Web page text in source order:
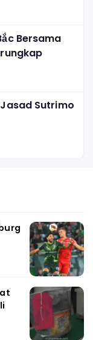
Bersama
Sutrimo